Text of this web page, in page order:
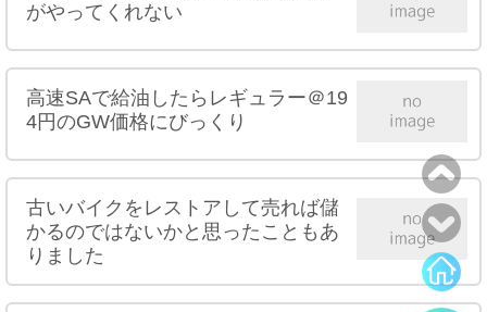
がやってくれない
高速SAで給油したらレギュラー＠19
4円のGW価格にびっくり
古いバイクをレストアして売れば儲
かるのではないかと思ったこともあ
りました